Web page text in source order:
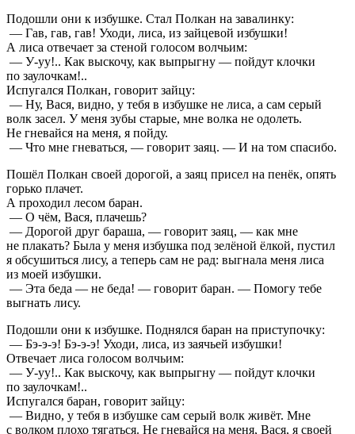
Подошли они к избушке. Стал Полкан на завалинку:
— Гав, гав, гав! Уходи, лиса, из зайцевой избушки!
А лиса отвечает за стеной голосом волчьим:
— У-уу!.. Как выскочу, как выпрыгну — пойдут клочки
по заулочкам!..
Испугался Полкан, говорит зайцу:
— Ну, Вася, видно, у тебя в избушке не лиса, а сам серый
волк засел. У меня зубы старые, мне волка не одолеть.
Не гневайся на меня, я пойду.
— Что мне гневаться, — говорит заяц. — И на том спасибо.
Пошёл Полкан своей дорогой, а заяц присел на пенёк, опять
горько плачет.
А проходил лесом баран.
— О чём, Вася, плачешь?
— Дорогой друг бараша, — говорит заяц, — как мне
не плакать? Была у меня избушка под зелёной ёлкой, пустил
я обсушиться лису, а теперь сам не рад: выгнала меня лиса
из моей избушки.
— Эта беда — не беда! — говорит баран. — Помогу тебе
выгнать лису.
Подошли они к избушке. Поднялся баран на приступочку:
— Бэ-э-э! Бэ-э-э! Уходи, лиса, из заячьей избушки!
Отвечает лиса голосом волчьим:
— У-уу!.. Как выскочу, как выпрыгну — пойдут клочки
по заулочкам!..
Испугался баран, говорит зайцу:
— Видно, у тебя в избушке сам серый волк живёт. Мне
с волком плохо тягаться. Не гневайся на меня, Вася, я своей